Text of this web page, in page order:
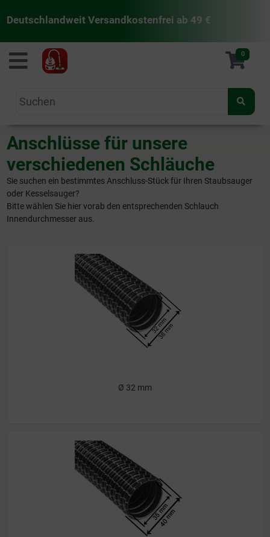
Deutschlandweit Versandkostenfrei ab 49 €
staubsaugermanufaktur 0
Anschlüsse für unsere
verschiedenen Schläuche
Sie suchen ein bestimmtes Anschluss-Stück für Ihren Staubsauger
oder Kesselsauger?
Bitte wählen Sie hier vorab den entsprechenden Schlauch
Innendurchmesser aus.
Ø 32 mm